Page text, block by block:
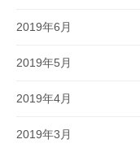
2019年6月
2019年5月
2019年4月
2019年3月